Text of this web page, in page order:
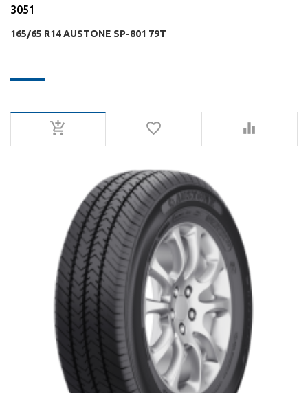
3051
165/65 R14 AUSTONE SP-801 79T